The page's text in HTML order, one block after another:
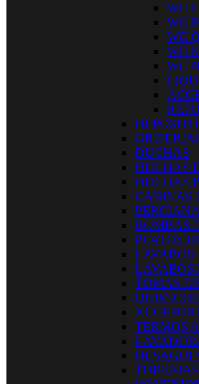
WC
WC
WC
WC
WC
DUCHAS
DUCHAS
DUCHAS
CABINAS
BOMBAS
PLATOS
LAVABOS
LAVABOS
TOMAS
TERMOS